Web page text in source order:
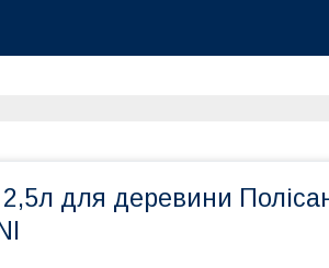
2,5л для деревини